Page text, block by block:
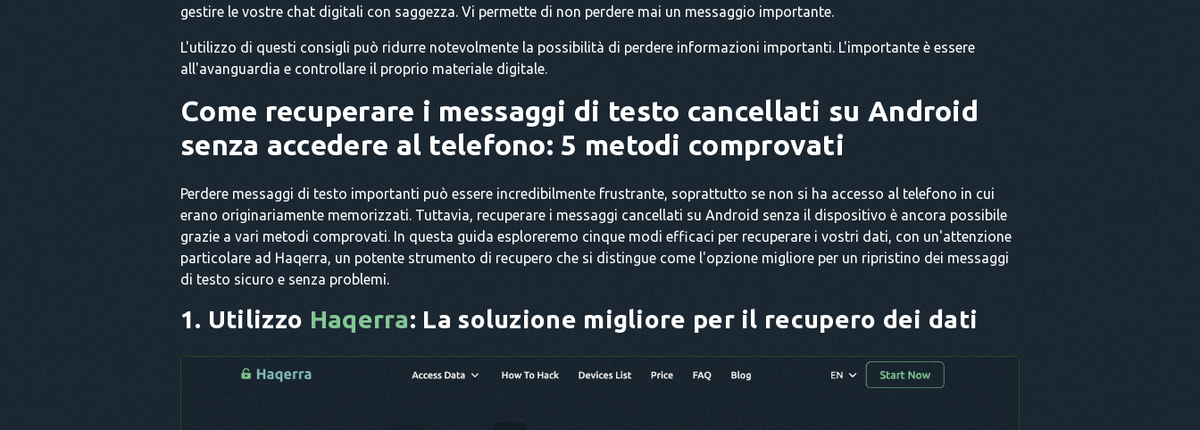
gestire le vostre chat digitali con saggezza. Vi permette di non perdere mai un messaggio importante.
L'utilizzo di questi consigli può ridurre notevolmente la possibilità di perdere informazioni importanti. L'importante è essere
all'avanguardia e controllare il proprio materiale digitale.
Come recuperare i messaggi di testo cancellati su Android
senza accedere al telefono: 5 metodi comprovati
Perdere messaggi di testo importanti può essere incredibilmente frustrante, soprattutto se non si ha accesso al telefono in cui
erano originariamente memorizzati. Tuttavia, recuperare i messaggi cancellati su Android senza il dispositivo è ancora possibile
grazie a vari metodi comprovati. In questa guida esploreremo cinque modi efficaci per recuperare i vostri dati, con un'attenzione
particolare ad Haqerra, un potente strumento di recupero che si distingue come l'opzione migliore per un ripristino dei messaggi
di testo sicuro e senza problemi.
1. Utilizzo Haqerra: La soluzione migliore per il recupero dei dati